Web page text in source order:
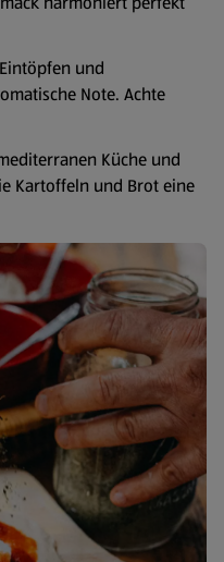
und
Note. Achte
Küche und
Kartoffeln und Brot eine